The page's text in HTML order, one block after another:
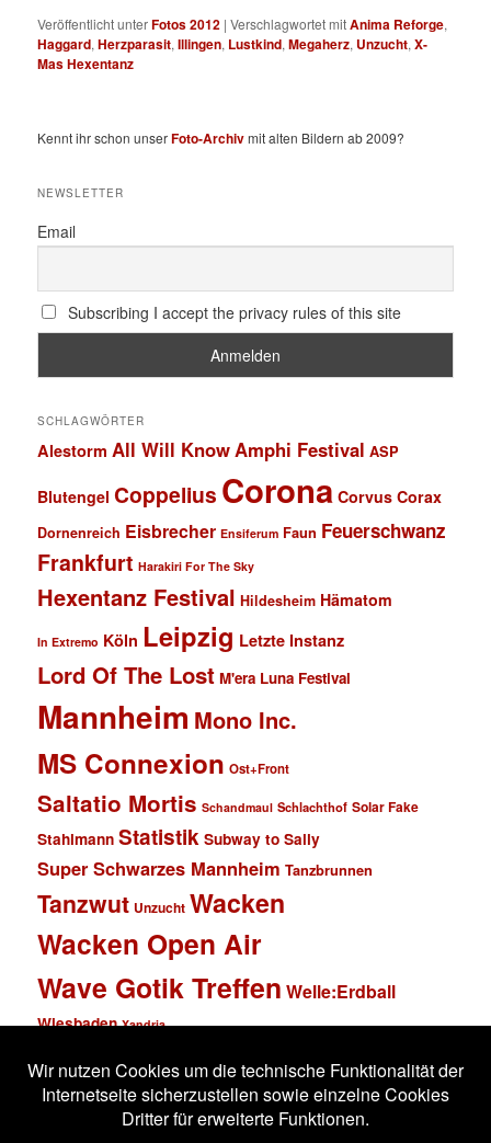
Veröffentlicht unterFotos 2012 |Verschlagwortet mitAnima Reforge,
Haggard,Herzparasit,Illingen, Lustkind,Megaherz, Unzucht,X-
Mas Hexentanz
Kennt ihr schon unserFoto-Archivmit alten Bildern ab 2009?
NEWSLETTER
Email
Subscribing I accept the privacy rules of this site
SCHLAGWÖRTER
Alestorm All Will KnowAmphi Festival ASP
Blutengel Coppelius Corona Corvus Corax
Dornenreich Eisbrecher Ensiferum Faun Feuerschwanz
Frankfurt Harakiri For The Sky
Hexentanz Festival Hildesheim Hämatom
In Extremo Köln Leipzig Letzte Instanz
Lord Of The Lost M'era Luna Festival
Mannheim Mono Inc.
MS Connexion Ost+Front
Saltatio Mortis Schandmaul Schlachthof Solar Fake
Stahlmann Statistik Subway to Sally
Super Schwarzes Mannheim Tanzbrunnen
Tanzwut Unzucht Wacken
Wacken Open Air
Wave Gotik Treffen Welle:Erdball
Wiesbaden Xandria
Impressum